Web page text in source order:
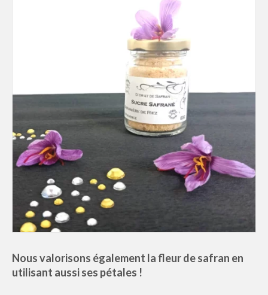
Nous valorisons également la fleur de safran en
utilisant aussi ses pétales !